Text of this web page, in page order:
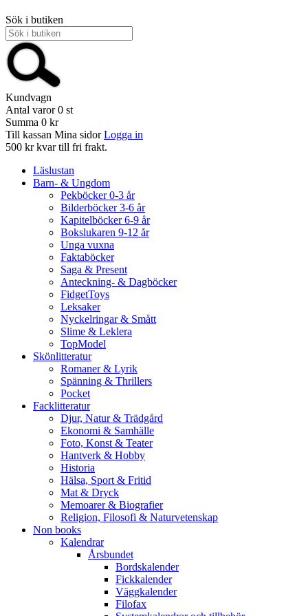
Sök i butiken
Kundvagn
Antal varor 0 st
Summa 0 kr
Till kassan Mina sidor Logga in
500 kr kvar till fri frakt.
Läslustan
Barn- & Ungdom
Pekböcker 0-3 år
Bilderböcker 3-6 år
Kapitelböcker 6-9 år
Bokslukaren 9-12 år
Unga vuxna
Faktaböcker
Saga & Present
Anteckning- & Dagböcker
FidgetToys
Leksaker
Nyckelringar & Smått
Slime & Leklera
TopModel
Skönlitteratur
Romaner & Lyrik
Spänning & Thrillers
Pocket
Facklitteratur
Djur, Natur & Trädgård
Ekonomi & Samhälle
Foto, Konst & Teater
Hantverk & Hobby
Historia
Hälsa, Sport & Fritid
Mat & Dryck
Memoarer & Biografier
Religion, Filosofi & Naturvetenskap
Non books
Kalendrar
Årsbundet
Bordskalender
Fickkalender
Väggkalender
Filofax